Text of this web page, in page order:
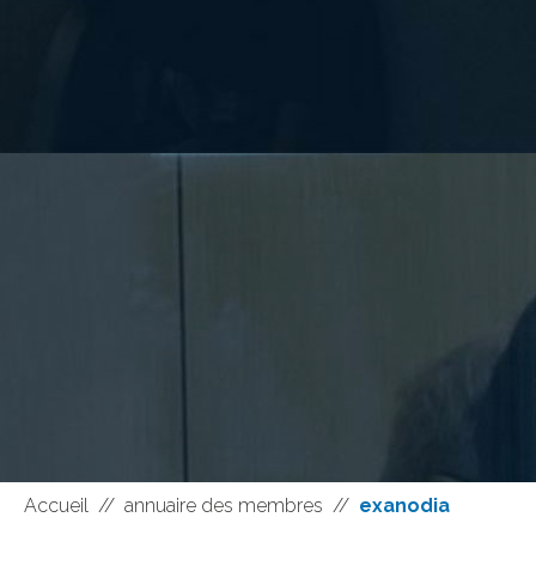
Accueil // annuaire des membres // exanodia